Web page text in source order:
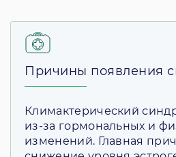
Причины появления
Климактерический
из-за гормональных и
изменений. Главная